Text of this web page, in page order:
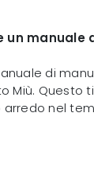
un
di
Miù. Questo
arredo nel